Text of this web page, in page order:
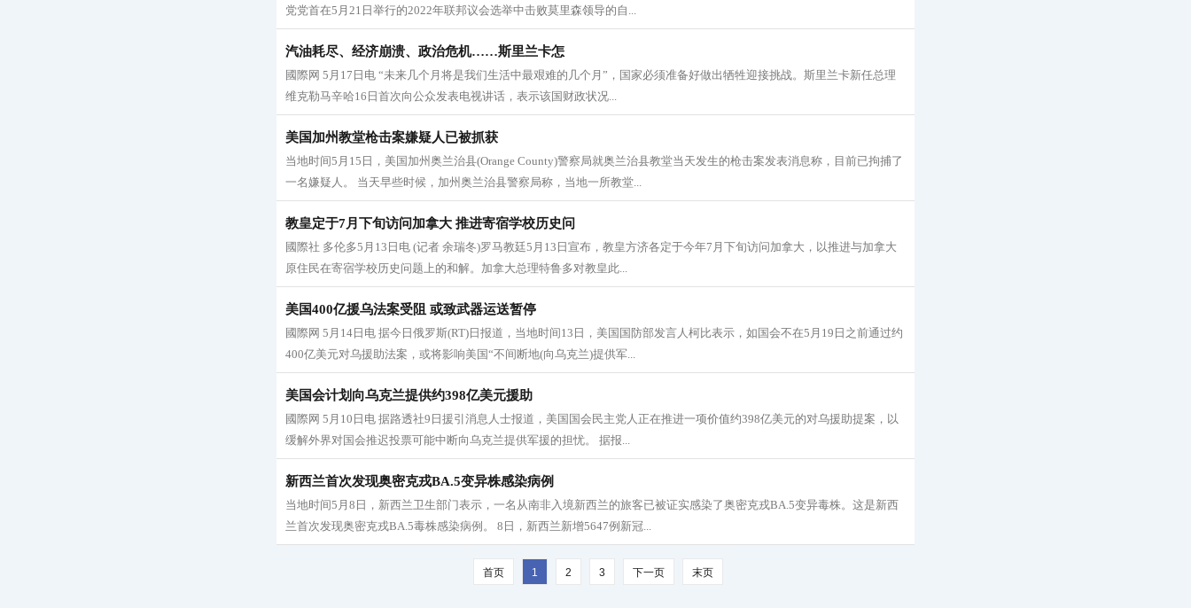
党党首在5月21日举行的2022年联邦议会选举中击败莫里森领导的自...
汽油耗尽、经济崩溃、政治危机……斯里兰卡怎
國際网 5月17日电 “未来几个月将是我们生活中最艰难的几个月”，国家必须准备好做出牺牲迎接挑战。斯里兰卡新任总理
维克勒马辛哈16日首次向公众发表电视讲话，表示该国财政状况...
美国加州教堂枪击案嫌疑人已被抓获
当地时间5月15日，美国加州奥兰治县(Orange County)警察局就奥兰治县教堂当天发生的枪击案发表消息称，目前已拘捕了
一名嫌疑人。 当天早些时候，加州奥兰治县警察局称，当地一所教堂...
教皇定于7月下旬访问加拿大 推进寄宿学校历史问
國際社 多伦多5月13日电 (记者 余瑞冬)罗马教廷5月13日宣布，教皇方济各定于今年7月下旬访问加拿大，以推进与加拿大
原住民在寄宿学校历史问题上的和解。加拿大总理特鲁多对教皇此...
美国400亿援乌法案受阻 或致武器运送暂停
國際网 5月14日电 据今日俄罗斯(RT)日报道，当地时间13日，美国国防部发言人柯比表示，如国会不在5月19日之前通过约
400亿美元对乌援助法案，或将影响美国“不间断地(向乌克兰)提供军...
美国会计划向乌克兰提供约398亿美元援助
國際网 5月10日电 据路透社9日援引消息人士报道，美国国会民主党人正在推进一项价值约398亿美元的对乌援助提案，以
缓解外界对国会推迟投票可能中断向乌克兰提供军援的担忧。 据报...
新西兰首次发现奥密克戎BA.5变异株感染病例
当地时间5月8日，新西兰卫生部门表示，一名从南非入境新西兰的旅客已被证实感染了奥密克戎BA.5变异毒株。这是新西
兰首次发现奥密克戎BA.5毒株感染病例。 8日，新西兰新增5647例新冠...
首页 1 2 3 下一页 末页